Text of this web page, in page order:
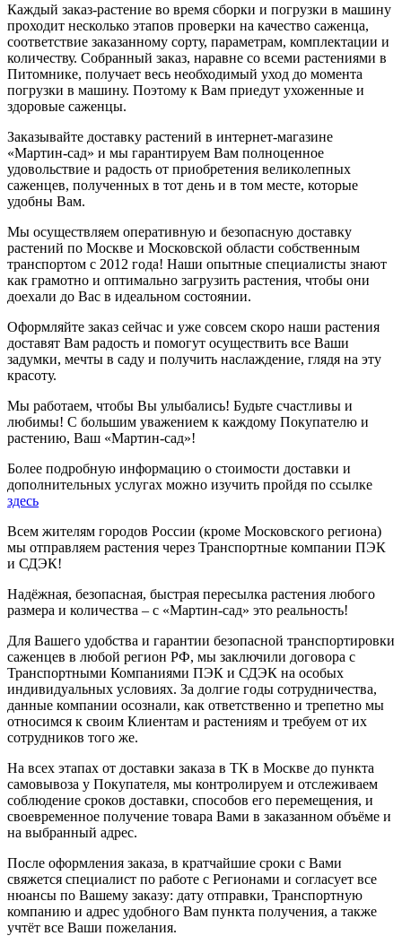
Каждый заказ-растение во время сборки и погрузки в машину
проходит несколько этапов проверки на качество саженца,
соответствие заказанному сорту, параметрам, комплектации и
количеству. Собранный заказ, наравне со всеми растениями в
Питомнике, получает весь необходимый уход до момента
погрузки в машину. Поэтому к Вам приедут ухоженные и
здоровые саженцы.
Заказывайте доставку растений в интернет-магазине
«Мартин-сад» и мы гарантируем Вам полноценное
удовольствие и радость от приобретения великолепных
саженцев, полученных в тот день и в том месте, которые
удобны Вам.
Мы осуществляем оперативную и безопасную доставку
растений по Москве и Московской области собственным
транспортом с 2012 года! Наши опытные специалисты знают
как грамотно и оптимально загрузить растения, чтобы они
доехали до Вас в идеальном состоянии.
Оформляйте заказ сейчас и уже совсем скоро наши растения
доставят Вам радость и помогут осуществить все Ваши
задумки, мечты в саду и получить наслаждение, глядя на эту
красоту.
Мы работаем, чтобы Вы улыбались! Будьте счастливы и
любимы! С большим уважением к каждому Покупателю и
растению, Ваш «Мартин-сад»!
Более подробную информацию о стоимости доставки и
дополнительных услугах можно изучить пройдя по ссылке
здесь
Всем жителям городов России (кроме Московского региона)
мы отправляем растения через Транспортные компании ПЭК
и СДЭК!
Надёжная, безопасная, быстрая пересылка растения любого
размера и количества – с «Мартин-сад» это реальность!
Для Вашего удобства и гарантии безопасной транспортировки
саженцев в любой регион РФ, мы заключили договора с
Транспортными Компаниями ПЭК и СДЭК на особых
индивидуальных условиях. За долгие годы сотрудничества,
данные компании осознали, как ответственно и трепетно мы
относимся к своим Клиентам и растениям и требуем от их
сотрудников того же.
На всех этапах от доставки заказа в ТК в Москве до пункта
самовывоза у Покупателя, мы контролируем и отслеживаем
соблюдение сроков доставки, способов его перемещения, и
своевременное получение товара Вами в заказанном объёме и
на выбранный адрес.
После оформления заказа, в кратчайшие сроки с Вами
свяжется специалист по работе с Регионами и согласует все
нюансы по Вашему заказу: дату отправки, Транспортную
компанию и адрес удобного Вам пункта получения, а также
учтёт все Ваши пожелания.